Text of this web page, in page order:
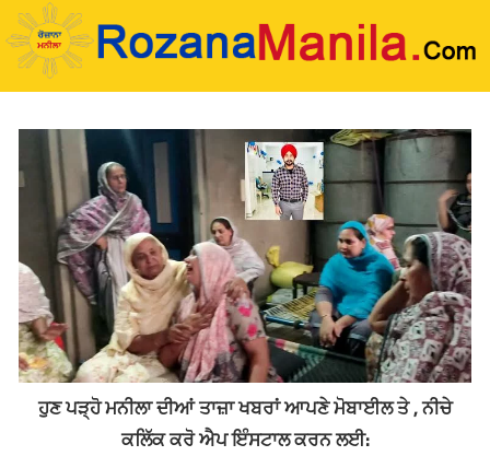
Skip
to
content
ਹੁਣ ਪੜ੍ਹੋ ਮਨੀਲਾ ਦੀਆਂ ਤਾਜ਼ਾ ਖਬਰਾਂ ਆਪਣੇ ਮੋਬਾਈਲ ਤੇ , ਨੀਚੇ
ਕਲਿੱਕ ਕਰੋ ਐਪ ਇੰਸਟਾਲ ਕਰਨ ਲਈ: